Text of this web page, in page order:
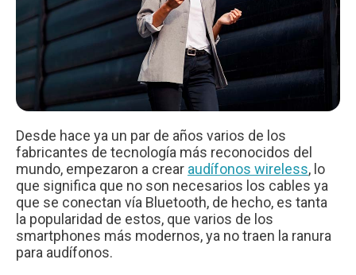
Desde hace ya un par de años varios de los
fabricantes de tecnología más reconocidos del
mundo, empezaron a crear audífonos wireless, lo
que significa que no son necesarios los cables ya
que se conectan vía Bluetooth, de hecho, es tanta
la popularidad de estos, que varios de los
smartphones más modernos, ya no traen la ranura
para audífonos.